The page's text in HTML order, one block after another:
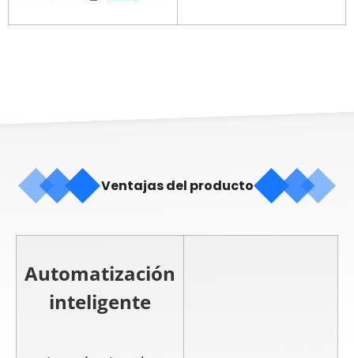
Ventajas del producto
Automatización
inteligente